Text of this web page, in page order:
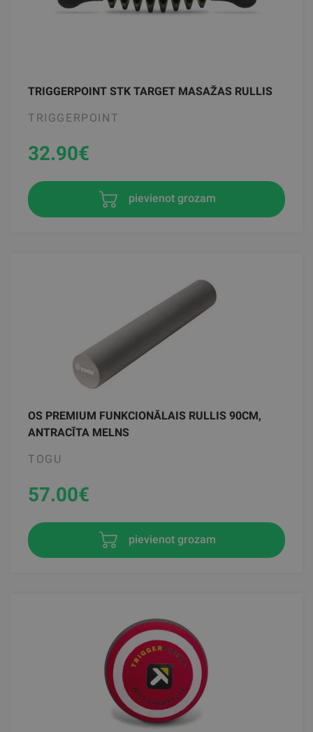
TRIGGERPOINT STK TARGET MASAŽAS RULLIS
TRIGGERPOINT
32.90€
pievienot grozam
OS PREMIUM FUNKCIONĀLAIS RULLIS 90CM,
ANTRACĪTA MELNS
TOGU
57.00€
pievienot grozam